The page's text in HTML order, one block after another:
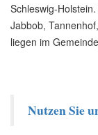
Schleswig-
Jabbob,
liegen im
Nutzen Sie